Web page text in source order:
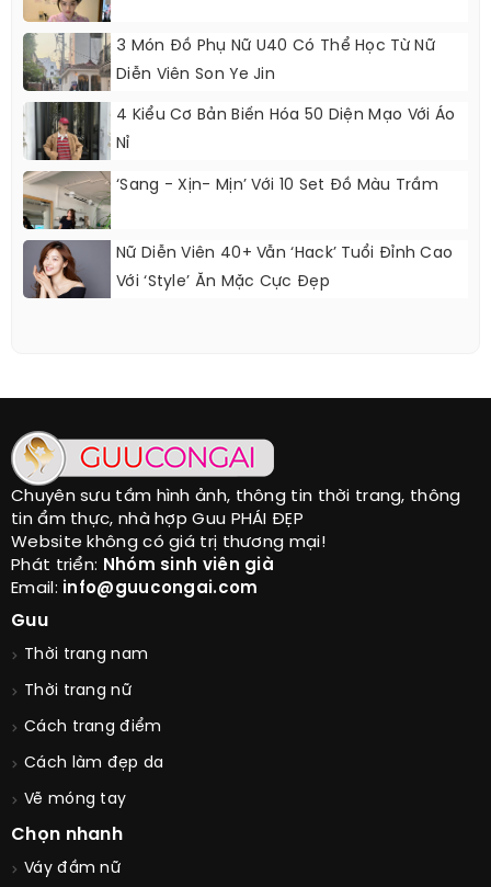
3 Món Đồ Phụ Nữ U40 Có Thể Học Từ Nữ
Diễn Viên Son Ye Jin
4 Kiểu Cơ Bản Biến Hóa 50 Diện Mạo Với Áo
Nỉ
‘Sang - Xịn- Mịn’ Với 10 Set Đồ Màu Trầm
Nữ Diễn Viên 40+ Vẫn ‘hack’ Tuổi Đỉnh Cao
Với ‘style’ Ăn Mặc Cực Đẹp
Chuyên sưu tầm hình ảnh, thông tin thời trang, thông
tin ẩm thực, nhà hợp Guu PHÁI ĐẸP
Website không có giá trị thương mại!
Phát triển: Nhóm sinh viên già
Email: info@guucongai.com
Guu
Thời trang nam
Thời trang nữ
Cách trang điểm
Cách làm đẹp da
Vẽ móng tay
Chọn nhanh
Váy đầm nữ